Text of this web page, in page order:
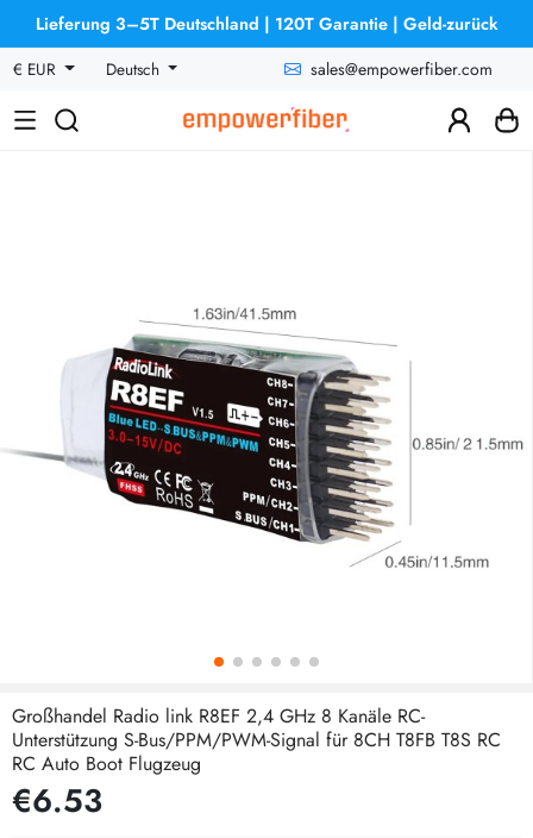
Lieferung 3–5T Deutschland | 120T Garantie | Geld-zurück
€ EUR
Deutsch sales@empowerfiber.com
Großhandel Radio link R8EF 2,4 GHz 8 Kanäle RC-
Unterstützung S-Bus/PPM/PWM-Signal für 8CH T8FB T8S RC
RC Auto Boot Flugzeug
€6.53